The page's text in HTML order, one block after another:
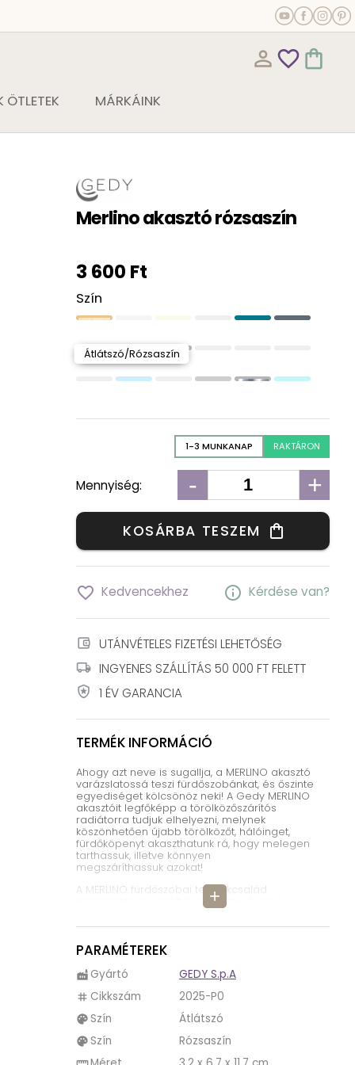
person_outline favorite_outline shopping_bag
MÁRKÁINK
Merlino akasztó rózsaszín
3 600 Ft
Szín
Átlátszó/Rózsaszín
1-3 MUNKANAP RAKTÁRON
Mennyiség: - +
KOSÁRBA TESZEM shopping_bag
favorite_border Kedvencekhez info Kérdése van?
account_balance_wallet UTÁNVÉTELES FIZETÉSI LEHETŐSÉG
local_shipping INGYENES SZÁLLÍTÁS 50 000 FT FELETT
local_police 1 ÉV GARANCIA
TERMÉK INFORMÁCIÓ
add
Ahogy azt neve is sugallja, a MERLINO akasztó
varázslatossá teszi fürdőszobánkat, és őszinte
egyediséget kölcsönöz neki! A Gedy MERLINO
akasztóit legfőképp a törölközőszárítós
radiátorra tudjuk elhelyezni, melynek
köszönhetően újabb törölközőt, hálóinget,
fürdőköpenyt akaszthatunk rá, hogy melegen
tarthassuk, illetve könnyen
megszáríthassuk azokat!
A MERLINO fürdőszobai termékcsalád
minimalista, és ezáltal szinte mindennel
fürdőszobai törölköző akasztói, mely igazán
praktikus elhelyezésére.
Egyedi tulajdonsága a Gedy MERLINO
fürdőszobai akasztóknak, hogy hasonlóan a
RAINBOW vagy a SEVENTY fürdőszobai
színben elkészültek! Összesen 17 színvariációról
színűt is, így a mi fantáziánkra bízták, hogyan
PARAMÉTEREK
factory Gyártó GEDY S.p.A
tag Cikkszám 2025-P0
palette Szín Átlátszó
palette Szín Rózsaszín